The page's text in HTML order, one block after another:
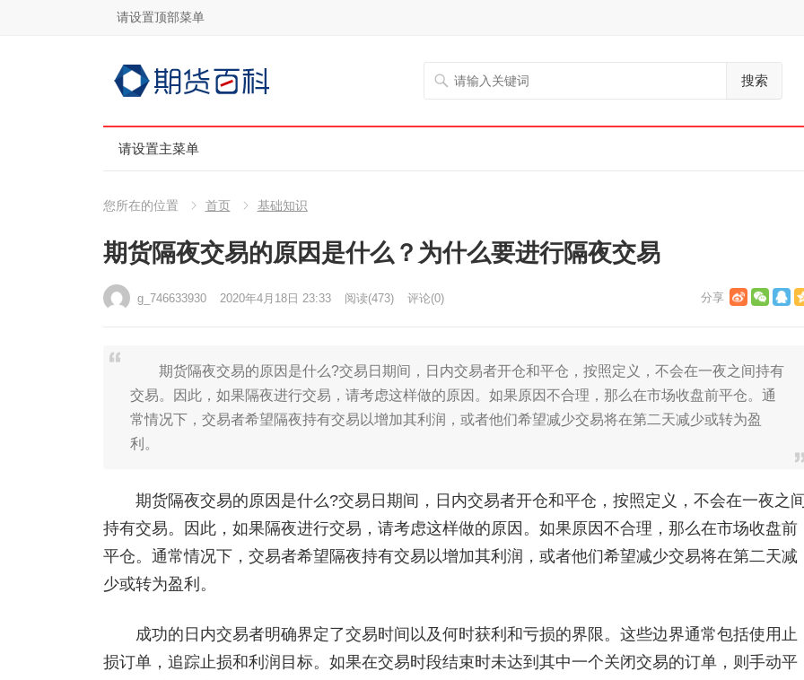
请设置顶部菜单
搜索
请设置主菜单
您所在的位置 首页 基础知识
期货隔夜交易的原因是什么？为什么要进行隔夜交易
g_746633930 2020年4月18日 23:33 阅读(473) 评论(0)
期货隔夜交易的原因是什么?交易日期间，日内交易者开仓和平仓，按照定义，不会在一夜之间持有
交易。因此，如果隔夜进行交易，请考虑这样做的原因。如果原因不合理，那么在市场收盘前平仓。通
常情况下，交易者希望隔夜持有交易以增加其利润，或者他们希望减少交易将在第二天减少或转为盈
利。
期货隔夜交易的原因是什么?交易日期间，日内交易者开仓和平仓，按照定义，不会在一夜之
持有交易。因此，如果隔夜进行交易，请考虑这样做的原因。如果原因不合理，那么在市场收盘前
平仓。通常情况下，交易者希望隔夜持有交易以增加其利润，或者他们希望减少交易将在第二天减
少或转为盈利。
成功的日内交易者明确界定了交易时间以及何时获利和亏损的界限。这些边界通常包括使用止
损订单，追踪止损和利润目标。如果在交易时段结束时未达到其中一个关闭交易的订单，则手动平